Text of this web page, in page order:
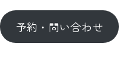
予約・問い合わせ